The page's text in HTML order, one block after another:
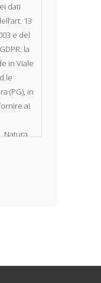
dati
13
e del
la
in Viale
(PG), in
ai
Natura